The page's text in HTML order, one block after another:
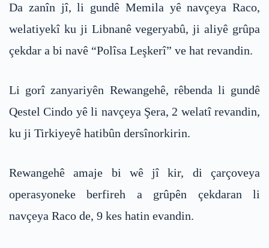
Da zanîn jî, li gundê Memila yê navçeya Raco,
welatiyekî ku ji Libnanê vegeryabû, ji aliyê grûpa
çekdar a bi navê “Polîsa Leşkerî” ve hat revandin.
Li gorî zanyariyên Rewangehê, rêbenda li gundê
Qestel Cindo yê li navçeya Şera, 2 welatî revandin,
ku ji Tirkiyeyê hatibûn dersînorkirin.
Rewangehê amaje bi wê jî kir, di çarçoveya
operasyoneke berfireh a grûpên çekdaran li
navçeya Raco de, 9 kes hatin evandin.